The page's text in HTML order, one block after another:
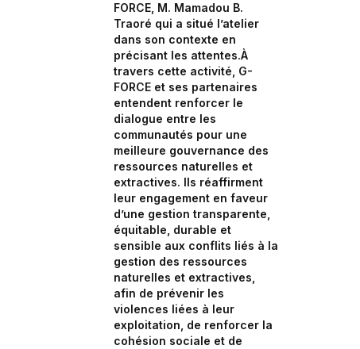
FORCE, M. Mamadou B.
Traoré qui a situé l’atelier
dans son contexte en
précisant les attentes.À
travers cette activité, G-
FORCE et ses partenaires
entendent renforcer le
dialogue entre les
communautés pour une
meilleure gouvernance des
ressources naturelles et
extractives. Ils réaffirment
leur engagement en faveur
d’une gestion transparente,
équitable, durable et
sensible aux conflits liés à la
gestion des ressources
naturelles et extractives,
afin de prévenir les
violences liées à leur
exploitation, de renforcer la
cohésion sociale et de